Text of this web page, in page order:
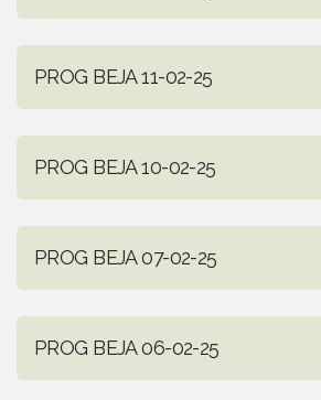
PROG BEJA 11-02-25
PROG BEJA 10-02-25
PROG BEJA 07-02-25
PROG BEJA 06-02-25